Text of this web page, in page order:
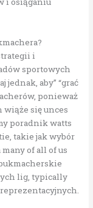
i
sportowych
aby” “grać
ponieważ
się unces
poradnik watts
takie jak wybór
of all of us
lig, typically